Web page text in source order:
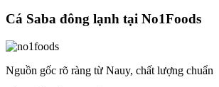
Cá Saba đông lạnh tại No1Foods
Nguồn gốc rõ ràng từ Nauy, chất lượng chuẩn